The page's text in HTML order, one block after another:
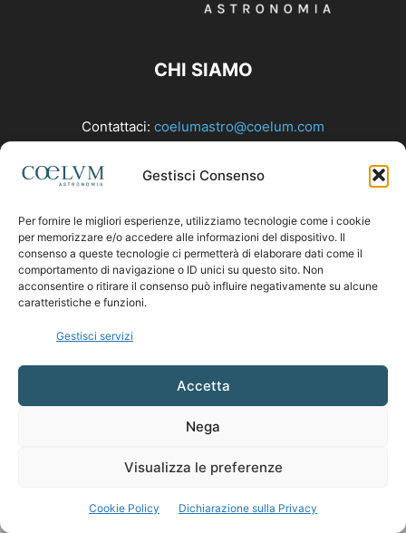
Gestisci Consenso
Per fornire le migliori esperienze, utilizziamo tecnologie come i cookie
per memorizzare e/o accedere alle informazioni del dispositivo. Il
consenso a queste tecnologie ci permetterà di elaborare dati come il
comportamento di navigazione o ID unici su questo sito. Non
acconsentire o ritirare il consenso può influire negativamente su alcune
caratteristiche e funzioni.
Gestisci servizi
Accetta
Nega
Visualizza le preferenze
Cookie Policy Dichiarazione sulla Privacy
CHI SIAMO
Contattaci: coelumastro@coelum.com
SEGUICI